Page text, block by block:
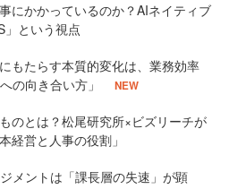
にかかっているのか？AIネイティブ
」という視点
もたらす本質的変化は、業務効率
の向き合い方」
NEW
のとは？松尾研究所×ビズリーチが
経営と人事の役割」
メントは「課長層の失速」が顕